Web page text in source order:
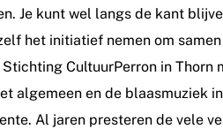
Je kunt wel langs de kant
het initiatief nemen om
CultuurPerron in
algemeen en de blaasmuziek
Al jaren presteren de vele